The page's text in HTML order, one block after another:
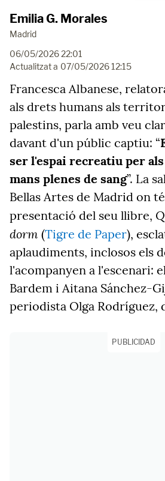
Emilia G. Morales
Madrid
06/05/2026 22:01
Actualitzat a 07/05/2026 12:15
Francesca Albanese,
als drets humans als
palestins, parla amb veu
davant d'un públic captiu: “
ser l'espai recreatiu per
mans plenes de sang”. La
Bellas Artes de Madrid on
presentació del seu llibre,
dorm (Tigre de Paper),
aplaudiments, inclosos els
l'acompanyen a l'escenari:
Bardem i Aitana Sánchez-
periodista Olga Rodríguez,
PUBLICIDAD